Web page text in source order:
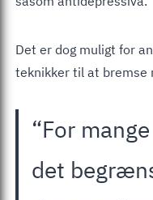
Det er dog muligt for
teknikker til at bremse
“For
det